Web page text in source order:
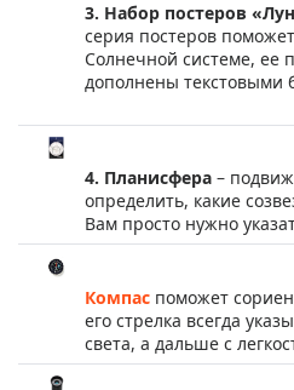
3. Набор постеров
серия постеров
Солнечной системе, ее
дополнены текстовыми
4. Планисфера –
определить, какие
Вам просто нужно
Компас поможет
его стрелка всегда
света, а дальше с